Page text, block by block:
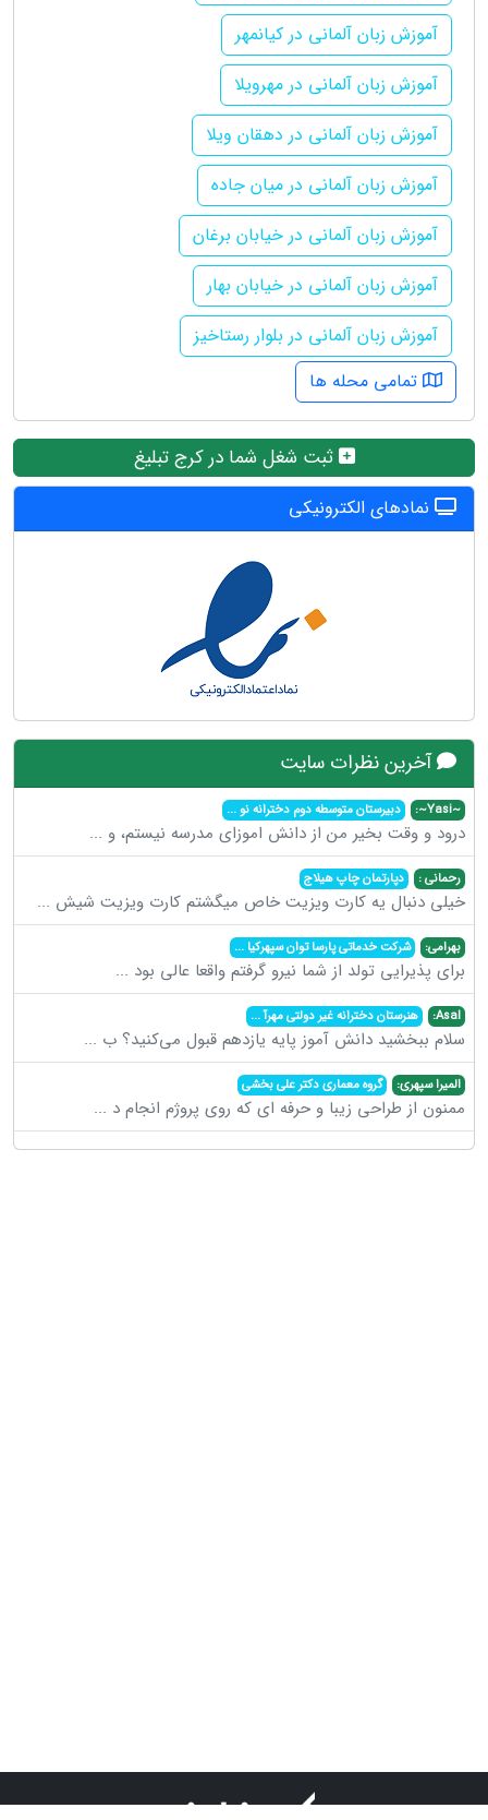
آموزش زبان آلمانی در کیانمهر
آموزش زبان آلمانی در مهرویلا
آموزش زبان آلمانی در دهقان ویلا
آموزش زبان آلمانی در میان جاده
آموزش زبان آلمانی در خیابان برغان
آموزش زبان آلمانی در خیابان بهار
آموزش زبان آلمانی در بلوار رستاخیز
تمامی محله ها
ثبت شغل شما در کرج تبلیغ
نمادهای الکترونیکی
آخرین نظرات سایت
~Yasi~: دبیرستان متوسطه دوم دخترانه نو...
درود و وقت بخیر من از دانش اموزای مدرسه نیستم، و ...
رحمانی : دپارتمان چاپ هیلاج
خیلی دنبال یه کارت ویزیت خاص میگشتم کارت ویزیت شیش ...
بهرامی: شرکت خدماتی پارسا توان سپهرکیا ...
برای پذیرایی تولد از شما نیرو گرفتم واقعا عالی بود ...
Asal: هنرستان دخترانه غیر دولتی مهرآ...
سلام ببخشید دانش آموز پایه یازدهم قبول می‌کنید؟ ب ...
المیرا سپهری: گروه معماری دکتر علی بخشی
ممنون از طراحی زیبا و حرفه ای که روی پروژم انجام د ...